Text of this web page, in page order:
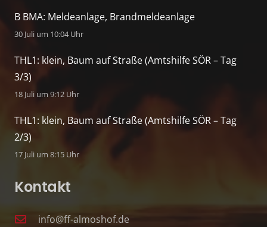
B BMA: Meldeanlage, Brandmeldeanlage
30 Juli um 10:04 Uhr
THL1: klein, Baum auf Straße (Amtshilfe SÖR – Tag
3/3)
18 Juli um 9:12 Uhr
THL1: klein, Baum auf Straße (Amtshilfe SÖR – Tag
2/3)
17 Juli um 8:15 Uhr
Kontakt
info@ff-almoshof.de